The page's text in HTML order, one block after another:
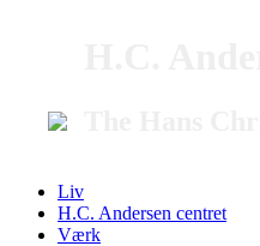
Liv
H.C. Andersen centret
Værk